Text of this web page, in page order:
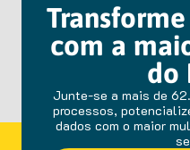
com a
do
Junte-se a mais de
processos,
dados com o maior